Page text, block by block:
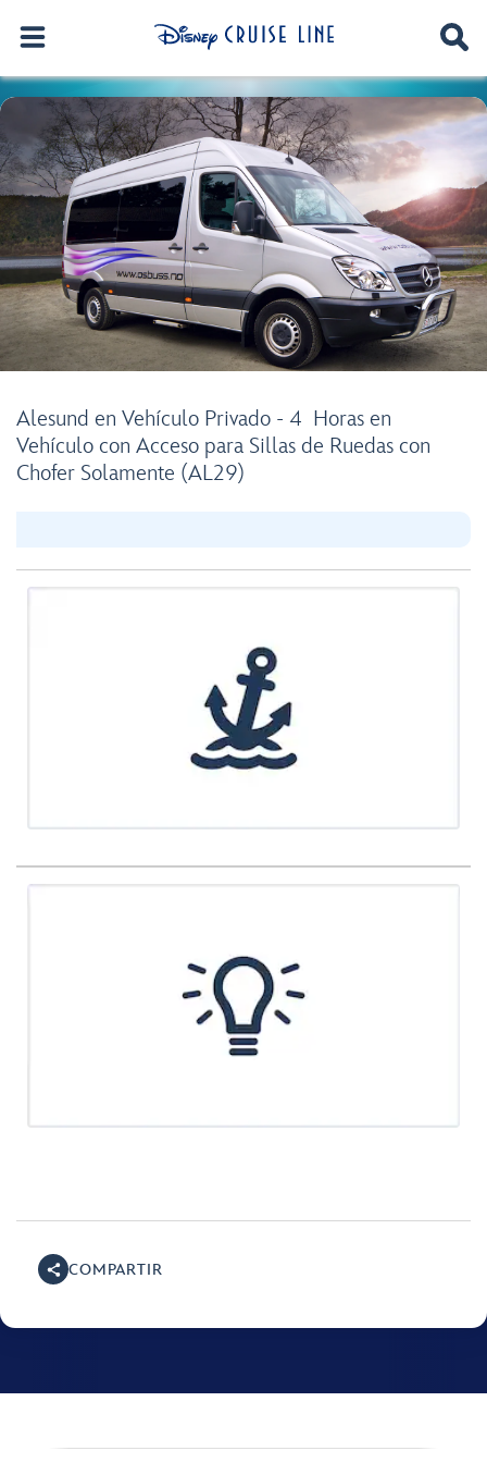
Alesund en Vehículo Privado - 4 Horas en
Vehículo con Acceso para Sillas de Ruedas con
Chofer Solamente (AL29)
COMPARTIR